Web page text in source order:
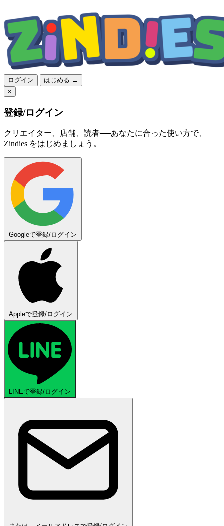
ログイン
はじめる →
×
登録/ログイン
クリエイター、店舗、読者──あなたに合った使い方で、
Zindies をはじめましょう。
Googleで登録/ログイン
Appleで登録/ログイン
LINEで登録/ログイン